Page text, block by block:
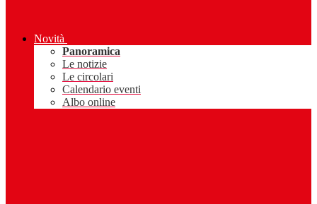
Novità
Panoramica
Le notizie
Le circolari
Calendario eventi
Albo online